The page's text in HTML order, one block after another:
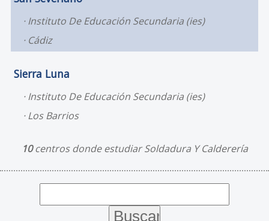
Instituto De Educación Secundaria (ies)
Cádiz
Sierra Luna
Instituto De Educación Secundaria (ies)
Los Barrios
10centros donde estudiar Soldadura Y Calderería